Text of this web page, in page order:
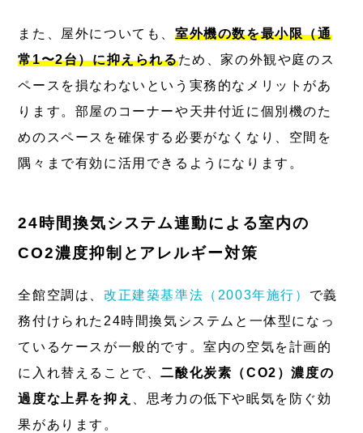
また、屋外についても、室外機の数を最小限（通
常1〜2台）に抑えられるため、家の外観や庭のス
ペースを損なわないという実務的なメリットがあ
ります。部屋のコーナーや天井付近に個別機のた
めのスペースを確保する必要がなくなり、空間を
隅々まで有効に活用できるようになります。
24時間換気システム連動による室内の
CO2濃度抑制とアレルギー対策
全館空調は、改正建築基準法（2003年施行） で義
務付けられた24時間換気システムと一体型になっ
ているケースが一般的です。室内の空気を計画的
に入れ替えることで、二酸化炭素（CO2）濃度の
過度な上昇を抑え 、思考力の低下や眠気を防ぐ効
果があります。